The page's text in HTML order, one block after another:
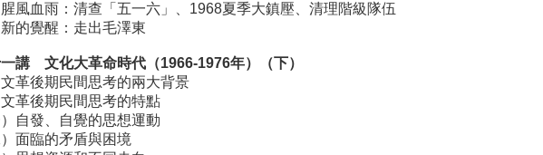
風血雨：清查「五一六」、1968夏季大鎮壓、 清理階級隊伍
的覺醒：走出毛澤東
講 文化大革命時代（1966-1976年）（下）
革後期民間思考的兩大背景
革後期民間思考的特點
自發、自覺的思想運動
面臨的矛盾與困境